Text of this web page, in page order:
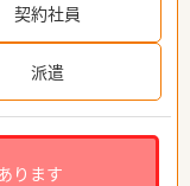
契約社員
派遣
ります